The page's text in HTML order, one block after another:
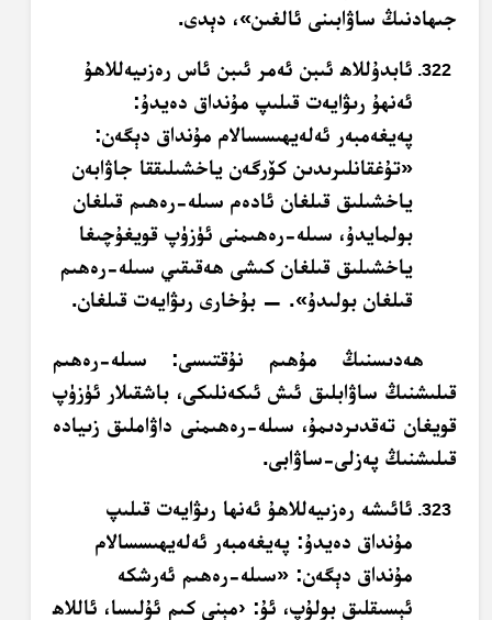
جىھادنىڭ ساۋابىنى ئالغىن»، دېدى.
ئابدۇللاھ ئىبن ئەمر ئىبن ئاس رەزىيەللاھۇ
ئەنھۇ رىۋايەت قىلىپ مۇنداق دەيدۇ:
پەيغەمبەر ئەلەيھىسسالام مۇنداق دېگەن:
«تۇغقانلىرىدىن كۆرگەن ياخشىلىققا جاۋابەن
ياخشىلىق قىلغان ئادەم سىلە-رەھىم قىلغان
بولمايدۇ، سىلە-رەھىمنى ئۈزۈپ قويغۇچىغا
ياخشىلىق قىلغان كىشى ھەقىقىي سىلە-رەھىم
قىلغان بولىدۇ». — بۇخارى رىۋايەت قىلغان.
ھەدىسنىڭ مۇھىم نۇقتىسى: سىلە-رەھىم
قىلىشنىڭ ساۋابلىق ئىش ئىكەنلىكى، باشقىلار ئۈزۈپ
قويغان تەقدىردىمۇ، سىلە-رەھىمنى داۋاملىق زىيادە
قىلىشنىڭ پەزلى-ساۋابى.
ئائىشە رەزىيەللاھۇ ئەنھا رىۋايەت قىلىپ
مۇنداق دەيدۇ: پەيغەمبەر ئەلەيھىسسالام
مۇنداق دېگەن: «سىلە-رەھىم ئەرشكە
ئېسىقلىق بولۇپ، ئۇ: ‹مېنى كىم ئۇلىسا، ئاللاھ